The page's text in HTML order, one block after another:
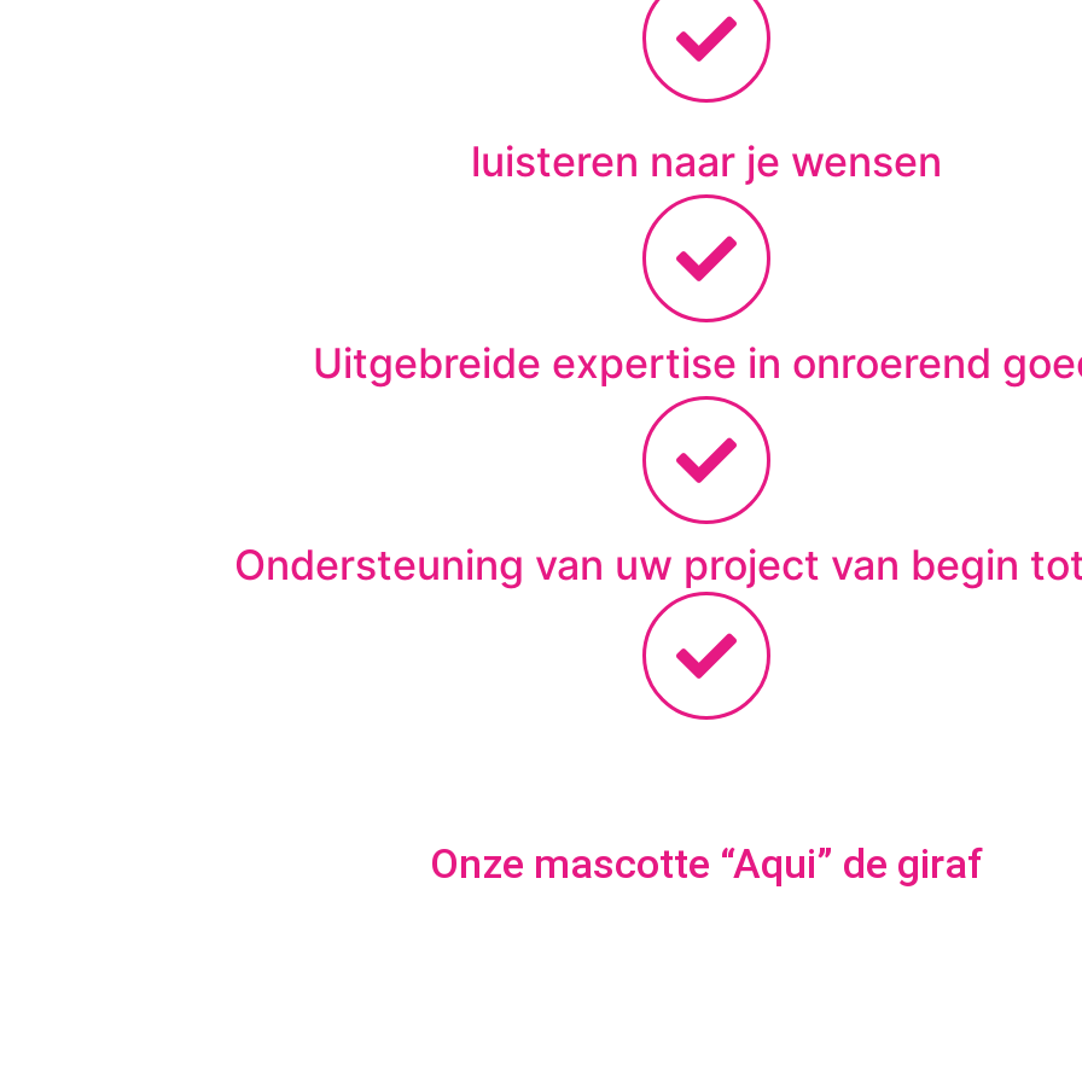
luisteren naar je wensen
Uitgebreide expertise in onroerend
Ondersteuning van uw project van begin
Onze mascotte “Aqui” de giraf